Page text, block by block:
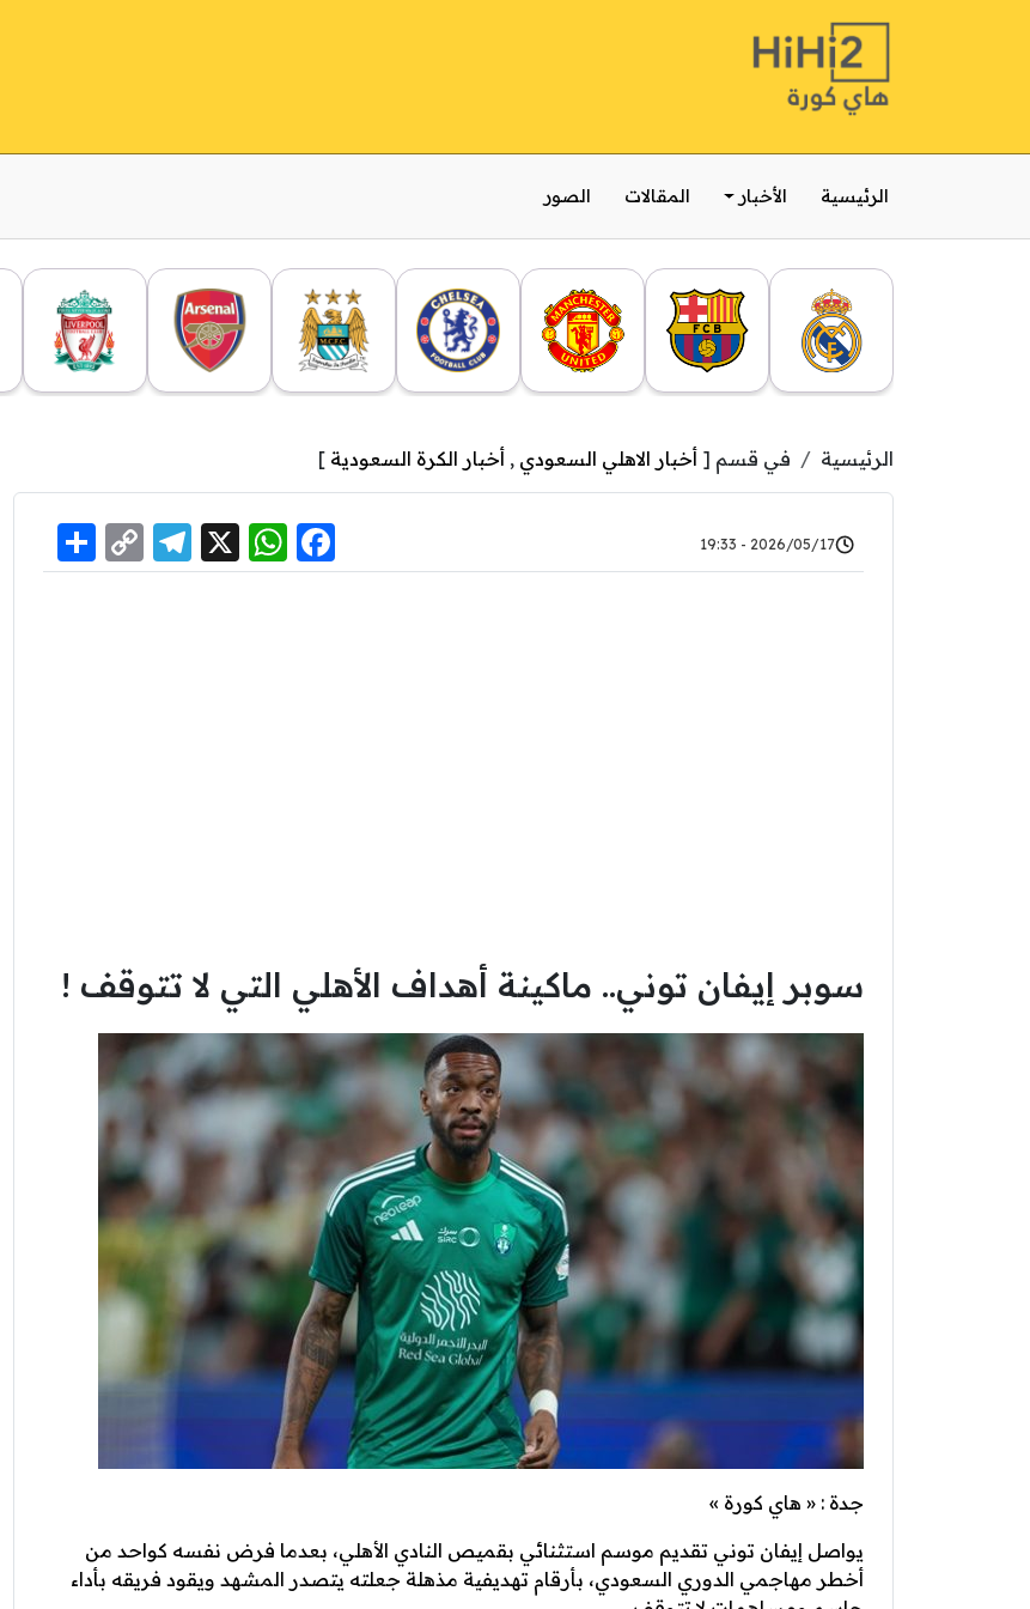
الرئيسية الأخبار المقالات الصور
الرئيسية في قسم [ أخبار الاهلي السعودي , أخبار الكرة السعودية ]
2026/05/17 - 19:33
Facebook
WhatsApp
X
Telegram
Copy
Link
سوبر إيفان توني.. ماكينة أهداف الأهلي التي لا تتوقف !
جدة : « هاي كورة »
يواصل إيفان توني تقديم موسم استثنائي بقميص النادي الأهلي، بعدما فرض نفسه كواحد من
أخطر مهاجمي الدوري السعودي، بأرقام تهديفية مذهلة جعلته يتصدر المشهد ويقود فريقه بأداء